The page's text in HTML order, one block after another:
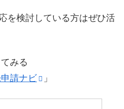
を検討している方はぜひ活
みる
請ナビ 」